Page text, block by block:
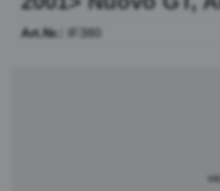
Art.Nr.: IF380